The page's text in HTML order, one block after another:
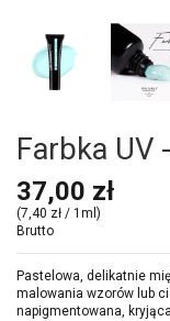
Farbka UV
37,00 zł
(7,40 zł / 1ml)
Brutto
Pastelowa, delikatnie
malowania wzorów lub
napigmentowana,